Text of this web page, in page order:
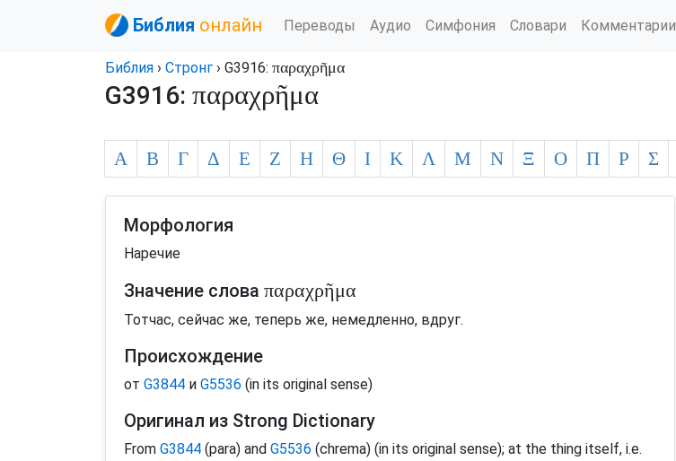
Библия онлайн Переводы Аудио Симфония Словари Комментарии
Библия › Стронг › G3916: παραχρῆμα
G3916: παραχρῆμα
Α Β Γ Δ Ε Ζ Η Θ Ι Κ Λ Μ Ν Ξ Ο Π Ρ Σ
Морфология
Наречие
Значение слова παραχρῆμα
Тотчас, сейчас же, теперь же, немедленно, вдруг.
Происхождение
от G3844 и G5536 (in its original sense)
Оригинал из Strong Dictionary
From G3844 (para) and G5536 (chrema) (in its original sense); at the thing itself, i.e.